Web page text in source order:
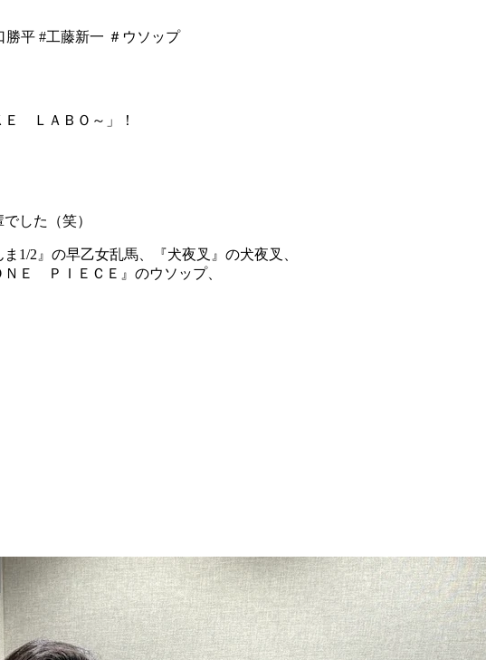
平 #工藤新一 ＃ウソップ
ＬＡＢＯ～」！
した（笑）
1/2』の早乙女乱馬、『犬夜叉』の犬夜叉、
ＮＥ ＰＩＥＣＥ』のウソップ、